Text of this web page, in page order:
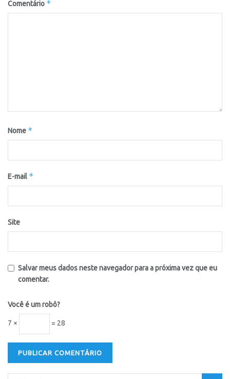
Comentário *
Nome *
E-mail *
Site
Salvar meus dados neste navegador para a próxima vez que eu
comentar.
Você é um robô?
7 × = 28